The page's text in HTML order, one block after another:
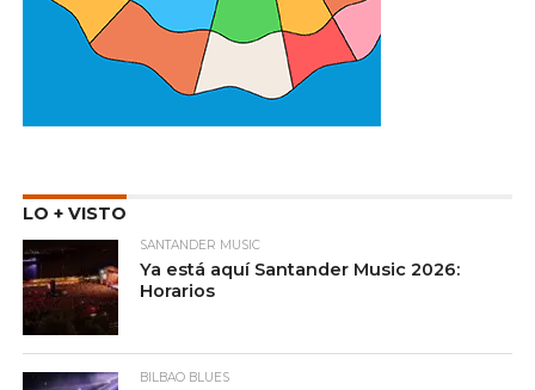
LO + VISTO
SANTANDER MUSIC
Ya está aquí Santander Music 2026:
Horarios
BILBAO BLUES